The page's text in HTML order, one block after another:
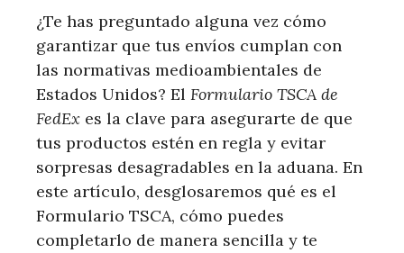
¿Te has ⁤preguntado alguna vez cómo⁤
garantizar‍ que tus envíos cumplan con
las normativas medioambientales ⁢de
Estados⁤ Unidos? El Formulario TSCA ‍de
FedEx es la clave para asegurarte de que
tus productos estén en ⁣regla y evitar
sorpresas desagradables en‌ la aduana. En
este ‌artículo, desglosaremos qué‌ es ⁤el
Formulario⁢ TSCA, cómo puedes
completarlo de manera sencilla y ​te